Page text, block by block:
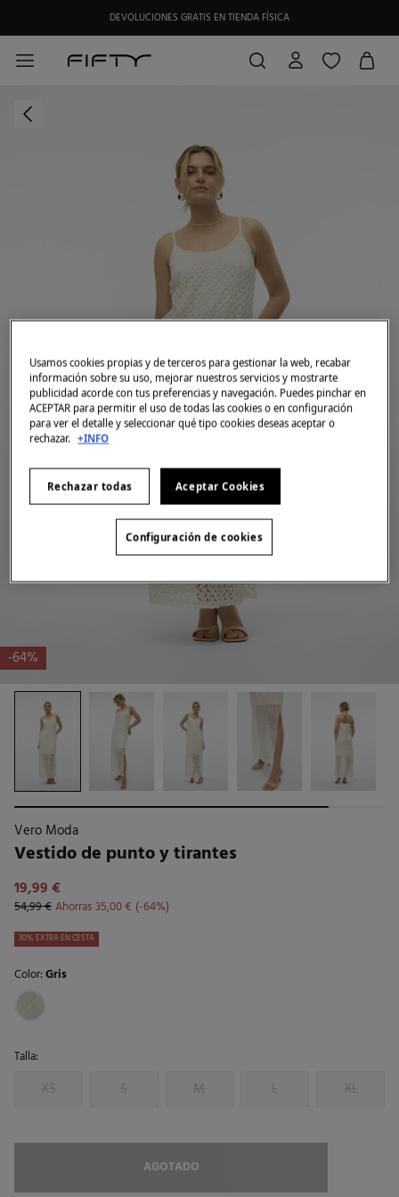
DEVOLUCIONES GRATIS EN TIENDA FÍSICA
-64%
Vero Moda
Vestido de punto y tirantes
19,99 €
54,99 €Ahorras35,00 € 64
30% EXTRA EN CESTA
Color:Gris
Talla:
XS S M L XL
AGOTADO
Usamos cookies propias y de terceros para gestionar la web, recabar
información sobre su uso, mejorar nuestros servicios y mostrarte
publicidad acorde con tus preferencias y navegación. Puedes pinchar en
ACEPTAR para permitir el uso de todas las cookies o en configuración
para ver el detalle y seleccionar qué tipo cookies deseas aceptar o
rechazar. +INFO
Rechazar todas Aceptar Cookies
Configuración de cookies